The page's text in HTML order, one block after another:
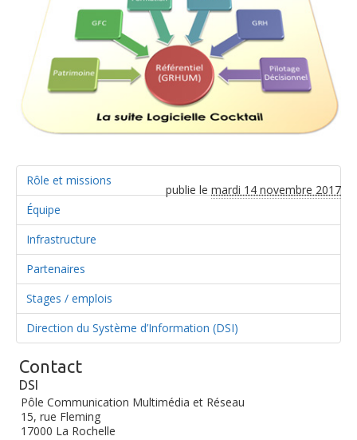
publie le mardi 14 novembre 2017
Rôle et missions
Équipe
Infrastructure
Partenaires
Stages / emplois
Direction du Système d’Information (DSI)
Contact
DSI
Pôle Communication Multimédia et Réseau
15, rue Fleming
17000 La Rochelle